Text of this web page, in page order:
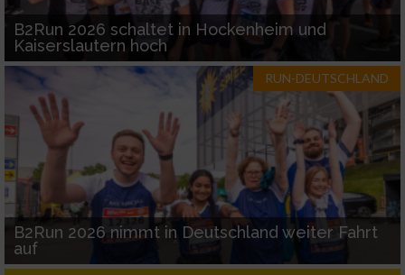
B2Run 2026 schaltet in Hockenheim und
Kaiserslautern hoch
RUN-DEUTSCHLAND
B2Run 2026 nimmt in Deutschland weiter Fahrt
auf